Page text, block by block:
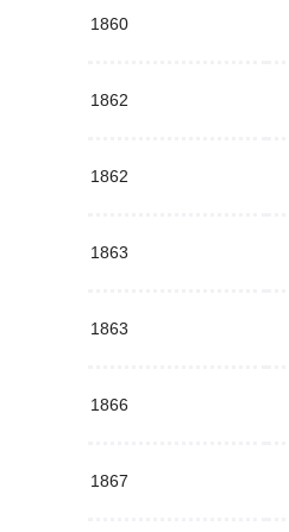
1860
1862
1862
1863
1863
1866
1867